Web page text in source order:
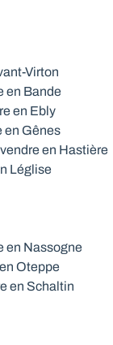
Virton
en Bande
en Ebly
en Gênes
en Hastière
Léglise
en Nassogne
Oteppe
en Schaltin